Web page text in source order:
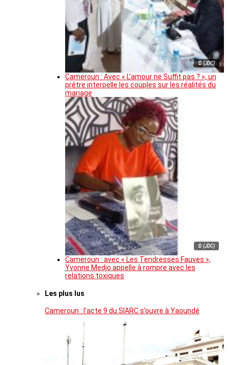
© (JDC)
Cameroun : Avec « L’amour ne Suffit pas ? », un
prêtre interpelle les couples sur les réalités du
mariage
© (JDC)
Cameroun : avec « Les Tendresses Fauves »,
Yvonne Medjo appelle à rompre avec les
relations toxiques
Les plus lus
Cameroun : l’acte 9 du SIARC s’ouvre à Yaoundé